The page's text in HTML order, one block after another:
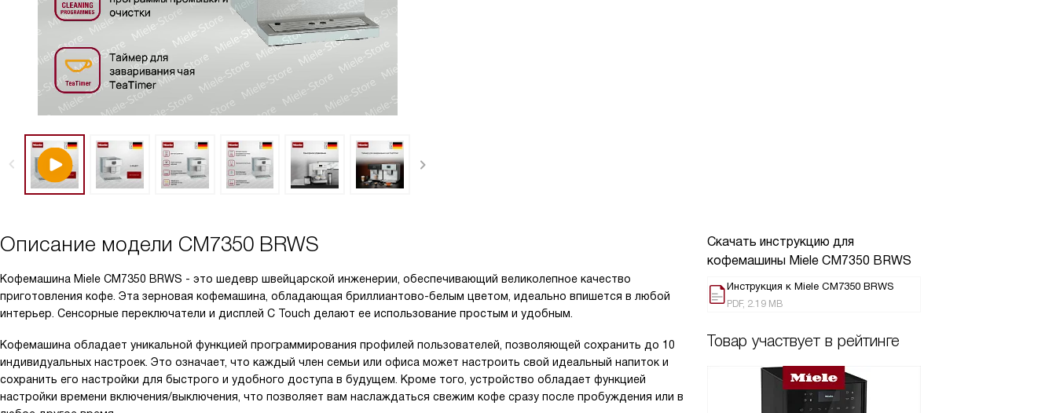
Скачать инструкцию для
кофемашины Miele CM7350 BRWS
Инструкция к Miele CM7350 BRWS
PDF, 2.19 MB
Товар участвует в рейтинге
Описание модели CM7350 BRWS
Кофемашина Miele CM7350 BRWS - это шедевр швейцарской инженерии, обеспечивающий великолепное качество
приготовления кофе. Эта зерновая кофемашина, обладающая бриллиантово-белым цветом, идеально впишется в любой
интерьер. Сенсорные переключатели и дисплей C Touch делают ее использование простым и удобным.
Кофемашина обладает уникальной функцией программирования профилей пользователей, позволяющей сохранить до 10
индивидуальных настроек. Это означает, что каждый член семьи или офиса может настроить свой идеальный напиток и
сохранить его настройки для быстрого и удобного доступа в будущем. Кроме того, устройство обладает функцией
настройки времени включения/выключения, что позволяет вам наслаждаться свежим кофе сразу после пробуждения или в